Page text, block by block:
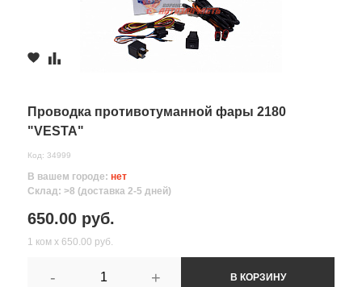
Проводка противотуманной фары 2180
"VESTA"
Код: 34999
В вашем городе: нет
Склад: >8 (доставка 2-5 дней)
650.00 руб.
1 ком х 650.00 руб.
- + В КОРЗИНУ